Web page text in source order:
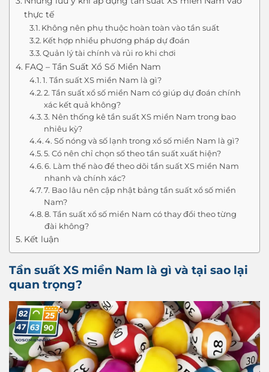
thực tế
Không nên phụ thuộc hoàn toàn vào tần suất
Kết hợp nhiều phương pháp dự đoán
Quản lý tài chính và rủi ro khi chơi
FAQ – Tần Suất Xổ Số Miền Nam
1. Tần suất XS miền Nam là gì?
2. Tần suất xổ số miền Nam có giúp dự đoán chính
xác kết quả không?
3. Nên thống kê tần suất XS miền Nam trong bao
nhiêu kỳ?
4. Số nóng và số lạnh trong xổ số miền Nam là gì?
5. Có nên chỉ chọn số theo tần suất xuất hiện?
6. Làm thế nào để theo dõi tần suất XS miền Nam
nhanh và chính xác?
7. Bao lâu nên cập nhật bảng tần suất xổ số miền
Nam?
8. Tần suất xổ số miền Nam có thay đổi theo từng
đài không?
Kết luận
Tần suất XS miền Nam là gì và tại sao lại
quan trọng?